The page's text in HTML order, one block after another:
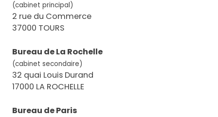
(cabinet principal)
2 rue du Commerce
37000 TOURS
Bureau de La Rochelle
(cabinet secondaire)
32 quai Louis Durand
17000 LA ROCHELLE
Bureau de Paris